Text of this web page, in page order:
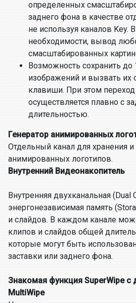
определенных
заднего фона в качестве
не используя каналов Key.
необходимости, вывод
смасштабированных
Возможность сохранить
изображений и вызвать их
клавиши. При этом
осуществляется плавно с
длительностью.
Генератор анимированных
Отдельный канал для хранения
анимированных логотипов.
Внутренний Видеонакопитель
Внутренняя двухканальная (Dual
энергонезависимая память
и слайдов. В каждом канале
клипов и слайдов общей
которые могут быть
заставки или заднего фона.
Знакомая функция SuperWipe с
MultiWipe